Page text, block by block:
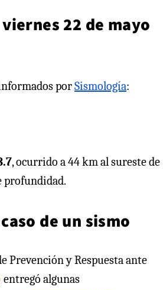
22 de mayo
porSismología:
, ocurrido a 44 km al sureste de
profundidad.
de un sismo
Prevención y Respuesta ante
entregó algunas